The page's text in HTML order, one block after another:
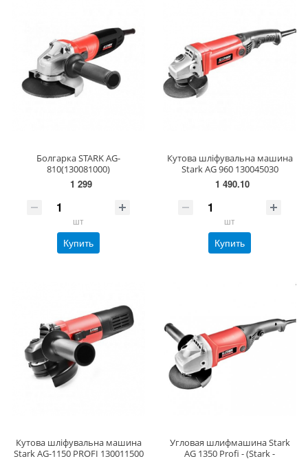
Болгарка STARK AG-
810(130081000)
1 299
шт
Купить
Кутова шліфувальна машина
Stark AG 960 130045030
1 490.10
шт
Купить
Кутова шліфувальна машина
Stark AG-1150 PROFI 130011500
Угловая шлифмашина Stark
AG 1350 Profi - (Stark -